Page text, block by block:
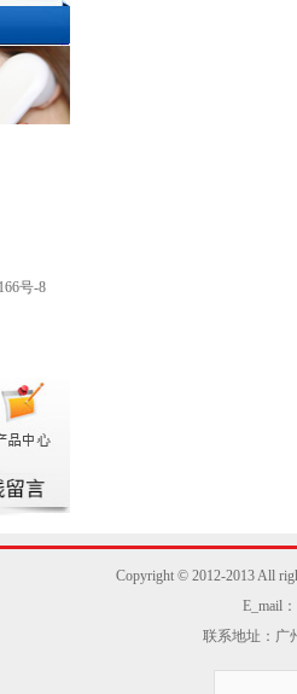
号-8
Copyright © 2012-2013 All
E_mail
联系地址：广